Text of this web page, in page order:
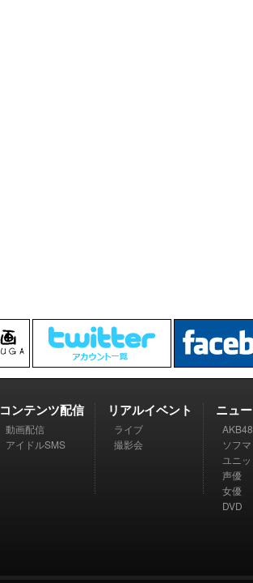
コンテンツ配信
動画配信
アイドルSMS
リアルイベント
ライブ
撮影会
ニュ
AKB48
ソフ
ユニ
声優
女優
DVD